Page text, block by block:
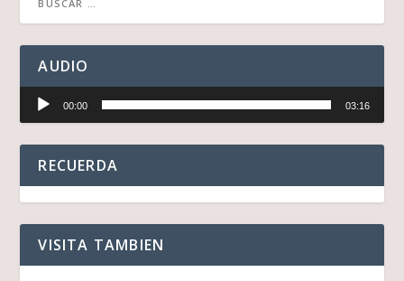
AUDIO
Reproductor
audio
00:00 03:16
RECUERDA
VISITA TAMBIEN